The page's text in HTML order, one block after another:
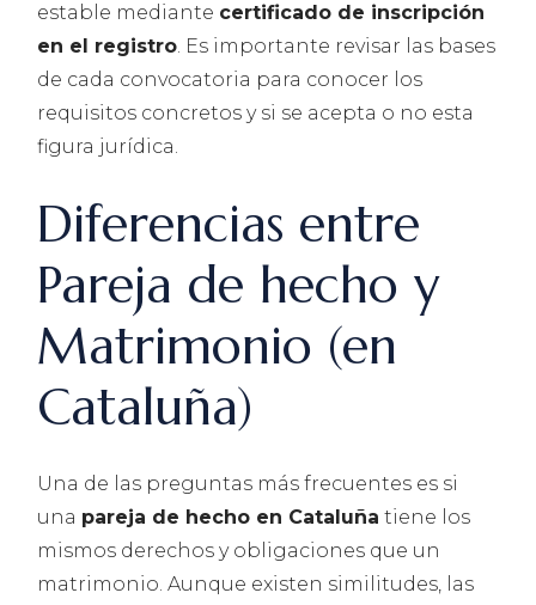
estable mediante certificado de inscripción
en el registro. Es importante revisar las bases
de cada convocatoria para conocer los
requisitos concretos y si se acepta o no esta
figura jurídica.
Diferencias entre
Pareja de hecho y
Matrimonio (en
Cataluña)
Una de las preguntas más frecuentes es si
una pareja de hecho en Cataluña tiene los
mismos derechos y obligaciones que un
matrimonio. Aunque existen similitudes, las